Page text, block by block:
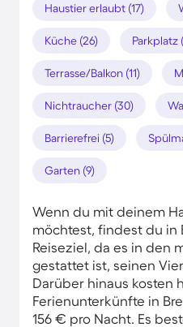
Haustier erlaubt (17)
Küche (26) Parkplatz
Terrasse/Balkon (11)
Nichtraucher (30)
Barrierefrei (5)
Garten (9)
Wenn du mit deinem
möchtest, findest du in
Reiseziel, da es in den
gestattet ist, seinen
Darüber hinaus kosten
Ferienunterkünfte in
156 € pro Nacht. Es